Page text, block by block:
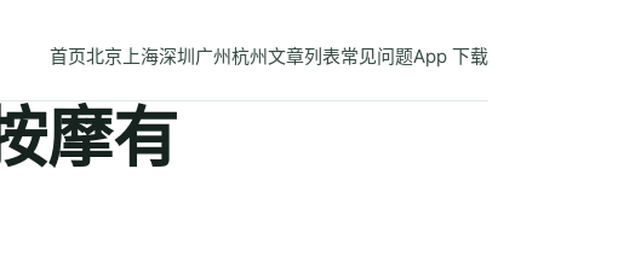
首页北京 上海深圳广州杭州文章列表常见问题App 下载
摩有